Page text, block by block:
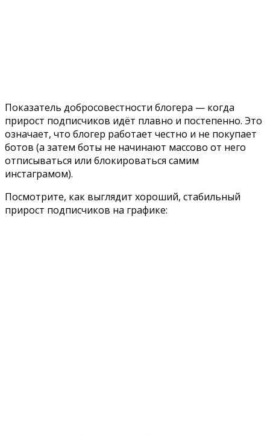
Показатель добросовестности блогера — когда
прирост подписчиков идёт плавно и постепенно. Это
означает, что блогер работает честно и не покупает
ботов (а затем боты не начинают массово от него
отписываться или блокироваться самим
инстаграмом).
Посмотрите, как выглядит хороший, стабильный
прирост подписчиков на графике: